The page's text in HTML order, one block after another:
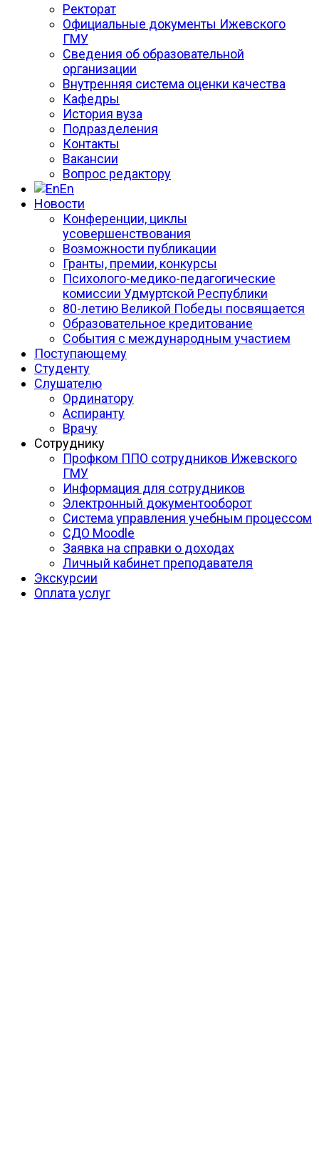
Ректорат
Официальные документы Ижевского
ГМУ
Сведения об образовательной
организации
Внутренняя система оценки качества
Кафедры
История вуза
Подразделения
Контакты
Вакансии
Вопрос редактору
En
Новости
Конференции, циклы
усовершенствования
Возможности публикации
Гранты, премии, конкурсы
Психолого-медико-педагогические
комиссии Удмуртской Республики
80-летию Великой Победы посвящается
Образовательное кредитование
События с международным участием
Поступающему
Студенту
Слушателю
Ординатору
Аспиранту
Врачу
Сотруднику
Профком ППО сотрудников Ижевского
ГМУ
Информация для сотрудников
Электронный документооборот
Система управления учебным процессом
СДО Moodle
Заявка на справки о доходах
Личный кабинет преподавателя
Экскурсии
Оплата услуг